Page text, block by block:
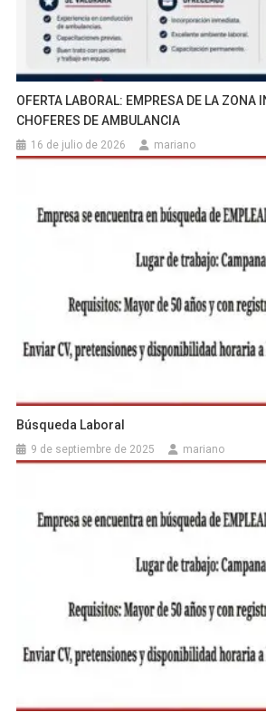
OFERTA LABORAL: EMPRESA DE LA ZONA
CHOFERES DE AMBULANCIA
16 de julio de 2026 mariano
Búsqueda Laboral
9 de septiembre de 2025 mariano